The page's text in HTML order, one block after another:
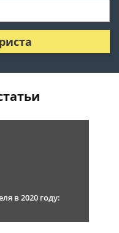
в 2020 году: